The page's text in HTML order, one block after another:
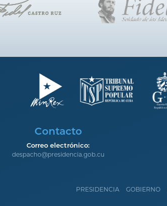
Contacto
Correo electrónico:
despacho@presidencia.gob.cu
PRESIDENCIA GOBIERNO